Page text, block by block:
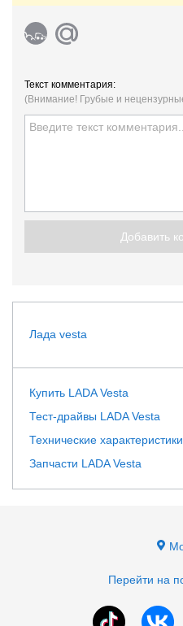
Текст комментария:
(Внимание! Грубые и
Добавить
Лада vesta
Купить LADA Vesta
Тест-драйвы LADA Vesta
Технические
Запчасти LADA Vesta
Перейти на